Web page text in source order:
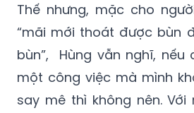
Thế nhưng, mặc cho
“mãi mới thoát được bùn
bùn”, Hùng vẫn nghĩ,
một công việc mà mình
say mê thì không nên.